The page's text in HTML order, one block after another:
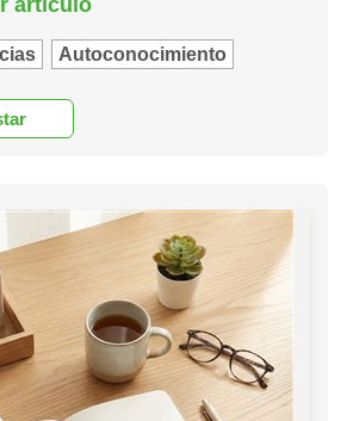
Autoconocimiento